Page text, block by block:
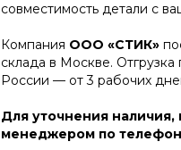
совместимость детали с
Компания ООО «СТИК»
склада в Москве.
России — от 3 рабочих
Для уточнения наличия,
менеджером по